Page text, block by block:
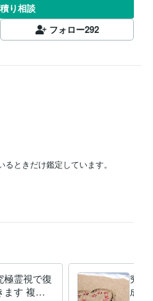
り相談
フォロー292
ときだけ鑑定しています。
師・セラピスト
ー・コーチ 経験年数 : 11年
極霊視で復
ます 複数
究極
成就